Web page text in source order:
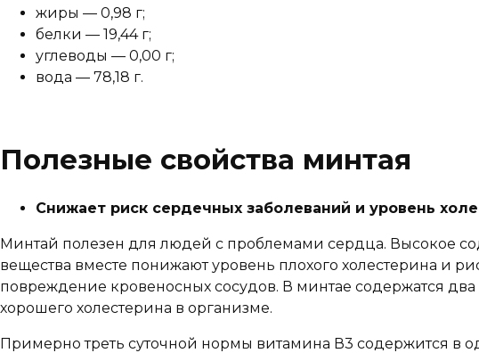
жиры — 0,98 г;
белки — 19,44 г;
углеводы — 0,00 г;
вода — 78,18 г.
Полезные свойства минтая
Снижает риск сердечных заболеваний и уровень
Минтай полезен для людей с проблемами сердца. Высокое
вещества вместе понижают уровень плохого холестерина и
повреждение кровеносных сосудов. В минтае содержатся
хорошего холестерина в организме.
Примерно треть суточной нормы витамина В3 содержится в